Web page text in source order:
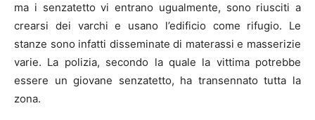
ma i senzatetto vi entrano ugualmente, sono riusciti a
crearsi dei varchi e usano l’edificio come rifugio. Le
stanze sono infatti disseminate di materassi e masserizie
varie. La polizia, secondo la quale la vittima potrebbe
essere un giovane senzatetto, ha transennato tutta la
zona.